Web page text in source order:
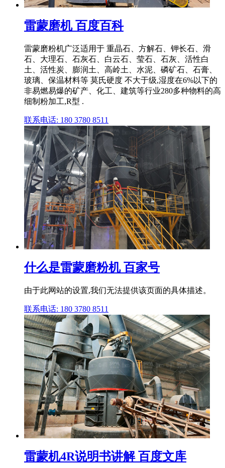
雷蒙磨机 百度百科
雷蒙磨粉机广泛适用于 重晶石、方解石、钾长石、滑
石、大理石、石灰石、白云石、莹石、石灰、活性白
土、活性炭、膨润土、高岭土、水泥、磷矿石、石膏、
玻璃、保温材料等 莫氏硬度 不大于级,湿度在6%以下的
非易燃易爆的矿产、化工、建筑等行业280多种物料的高
细制粉加工,R型 .
联系电话: 180 3780 8511
什么是雷蒙磨粉机 百家号
由于此网站的设置,我们无法提供该页面的具体描述。
联系电话: 180 3780 8511
雷蒙机4R说明书讲解 百度文库